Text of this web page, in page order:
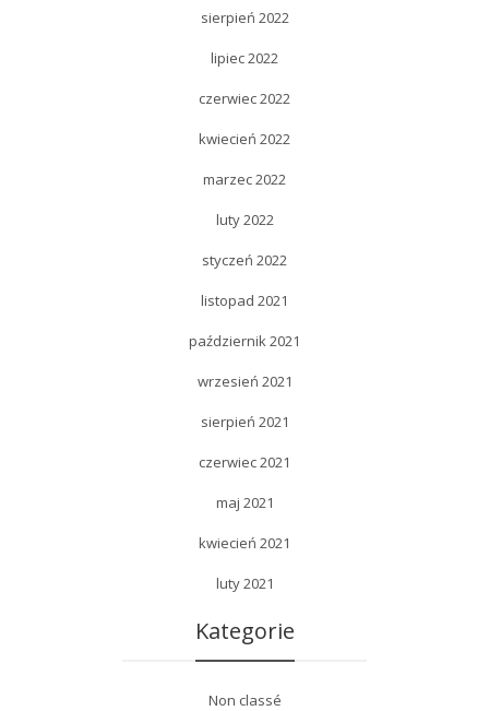
sierpień 2022
lipiec 2022
czerwiec 2022
kwiecień 2022
marzec 2022
luty 2022
styczeń 2022
listopad 2021
październik 2021
wrzesień 2021
sierpień 2021
czerwiec 2021
maj 2021
kwiecień 2021
luty 2021
Kategorie
Non classé